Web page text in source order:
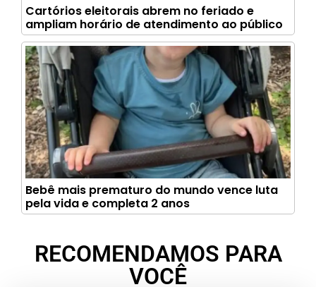
Cartórios eleitorais abrem no feriado e
ampliam horário de atendimento ao público
Bebê mais prematuro do mundo vence luta
pela vida e completa 2 anos
RECOMENDAMOS PARA
VOCÊ